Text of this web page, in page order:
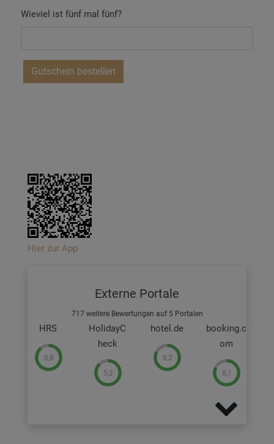
Wieviel ist fünf mal fünf?
Hier zur App
Externe Portale
717 weitere Bewertungen auf 5 Portalen
HRS
8,8
HolidayC
heck
5,2
hotel.de
8,2
booking.c
om
8,1